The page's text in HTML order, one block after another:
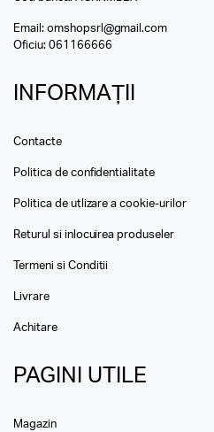
Email: omshopsrl@gmail.com
Oficiu: 061166666
INFORMAȚII
Contacte
Politica de confidentialitate
Politica de utlizare a cookie-urilor
Returul si inlocuirea produseler
Termeni si Conditii
Livrare
Achitare
PAGINI UTILE
Magazin